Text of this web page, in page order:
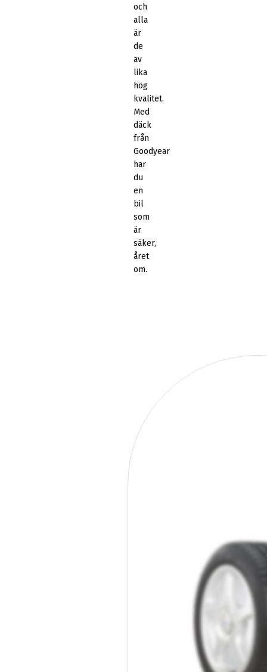
och
alla
är
de
av
lika
hög
kvalitet.
Med
däck
från
Goodyear
har
du
en
bil
som
är
säker,
året
om.